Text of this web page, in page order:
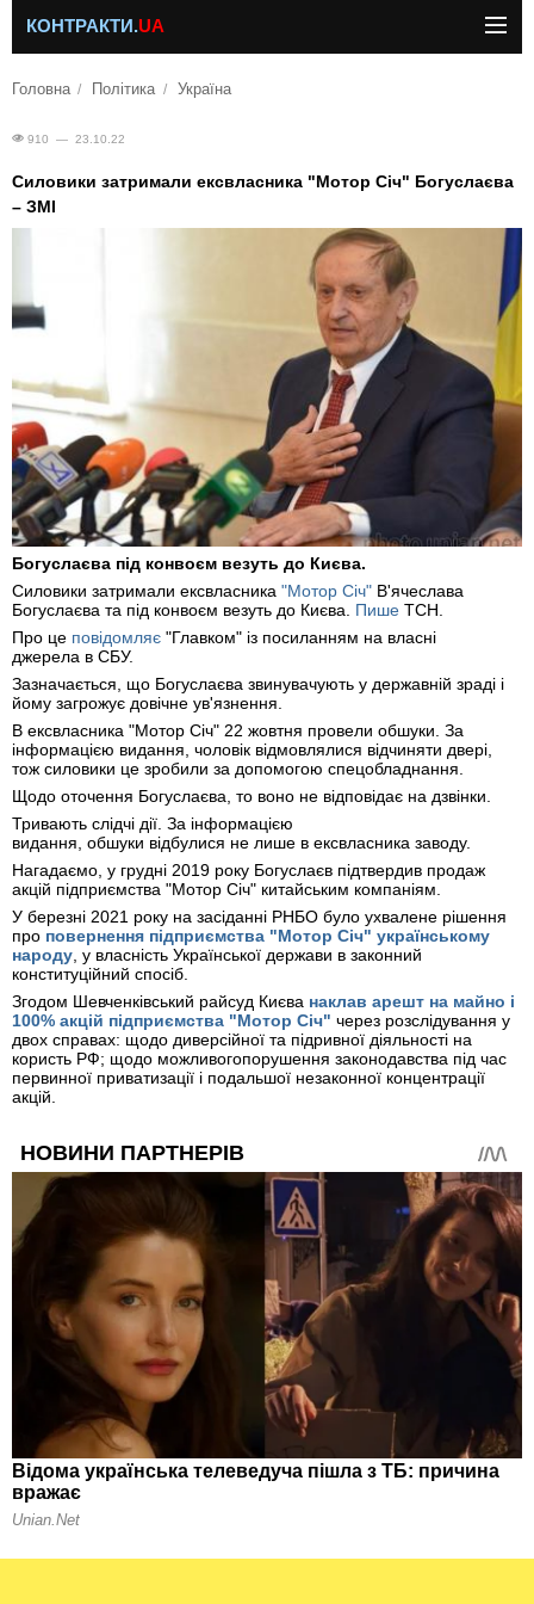
КОНТРАКТИ.UA
Головна Політика Україна
910 — 23.10.22
Силовики затримали ексвласника "Мотор Січ" Богуслаєва
– ЗМІ
Богуслаєва під конвоєм везуть до Києва.
Силовики затримали ексвласника "Мотор Січ" В'ячеслава
Богуслаєва та під конвоєм везуть до Києва. Пише ТСН.
Про це повідомляє "Главком" із посиланням на власні
джерела в СБУ.
Зазначається, що Богуслаєва звинувачують у державній зраді і
йому загрожує довічне ув'язнення.
В ексвласника "Мотор Січ" 22 жовтня провели обшуки. За
інформацією видання, чоловік відмовлялися відчиняти двері,
тож силовики це зробили за допомогою спецобладнання.
Щодо оточення Богуслаєва, то воно не відповідає на дзвінки.
Тривають слідчі дії. За інформацією
видання, обшуки відбулися не лише в ексвласника заводу.
Нагадаємо, у грудні 2019 року Богуслаєв підтвердив продаж
акцій підприємства "Мотор Січ" китайським компаніям.
У березні 2021 року на засіданні РНБО було ухвалене рішення
про повернення підприємства "Мотор Січ" українському
народу, у власність Української держави в законний
конституційний спосіб.
Згодом Шевченківський райсуд Києва наклав арешт на майно і
100% акцій підприємства "Мотор Січ" через розслідування у
двох справах: щодо диверсійної та підривної діяльності на
користь РФ; щодо можливогопорушення законодавства під час
первинної приватизації і подальшої незаконної концентрації
акцій.